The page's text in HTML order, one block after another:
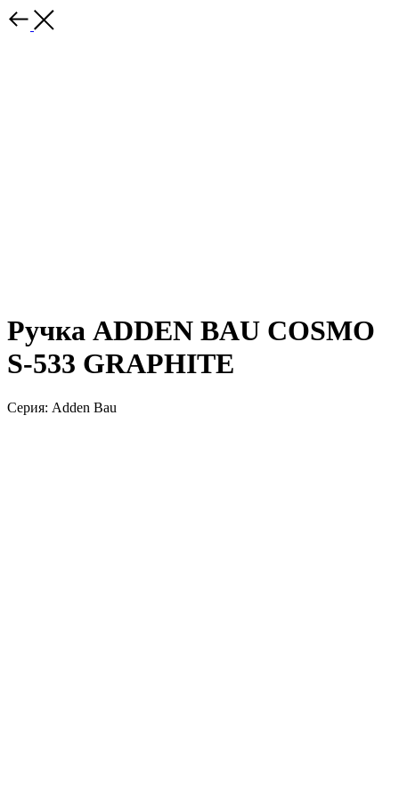
Ручка ADDEN BAU COSMO
S-533 GRAPHITE
Серия: Adden Bau